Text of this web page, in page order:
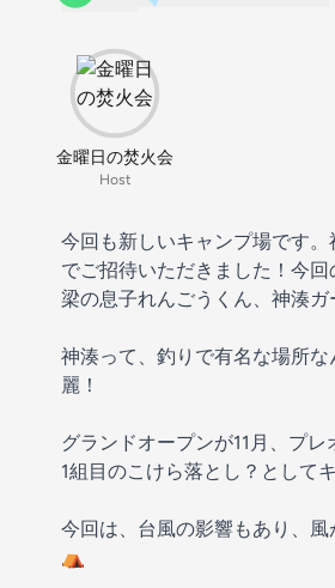
金曜日の焚火会
Host
今回も新しいキャンプ場です
でご招待いただきました！今
梁の息子れんごうくん、神湊
神湊って、釣りで有名な場所
麗！
グランドオープンが11月、プ
1組目のこけら落とし？として
今回は、台風の影響もあり、
⛺️